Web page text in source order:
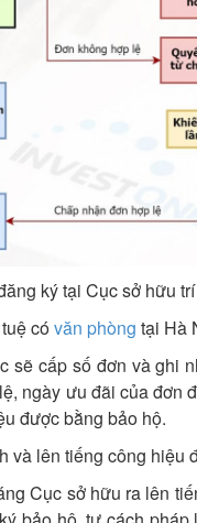
ký tại Cục sở hữu
cóvăn phòng tại Hà
sẽ cấp số đơn và ghi
ngày ưu đãi của đơn
được bằng bảo hộ.
và lên tiếng công hiệu
Cục sở hữu ra lên